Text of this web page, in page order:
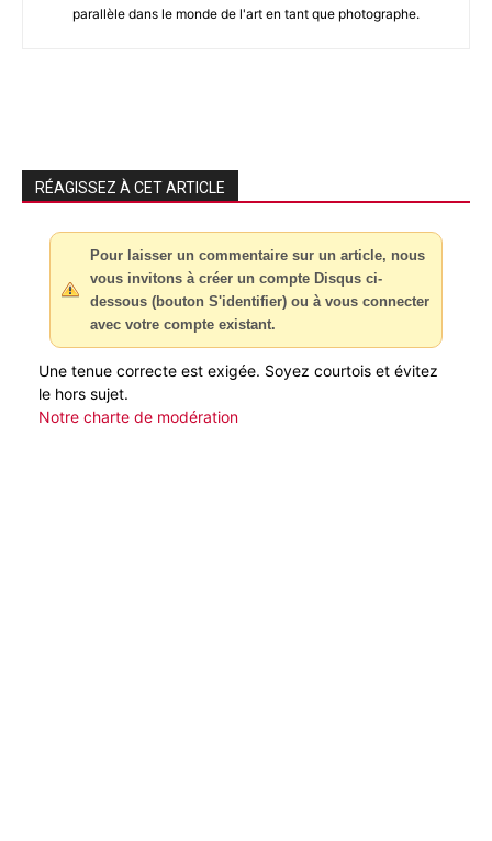
parallèle dans le monde de l'art en tant que photographe.
RÉAGISSEZ À CET ARTICLE
Pour laisser un commentaire sur un article, nous
vous invitons à créer un compte Disqus ci-
dessous (bouton S'identifier) ou à vous connecter
avec votre compte existant.
Une tenue correcte est exigée. Soyez courtois et évitez
le hors sujet.
Notre charte de modération